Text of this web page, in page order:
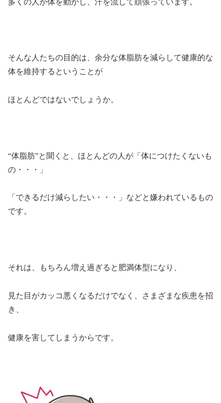
そんな人たちの目的は、余分な体脂肪を減らして健康的な
体を維持するということが
ほとんどではないでしょうか。
“体脂肪”と聞くと、ほとんどの人が「体につけたくないも
の・・・」
「できるだけ減らしたい・・・」などと嫌われているもの
です。
それは、もちろん増え過ぎると肥満体型になり、
見た目がカッコ悪くなるだけでなく、さまざまな疾患を招
き、
健康を害してしまうからです。